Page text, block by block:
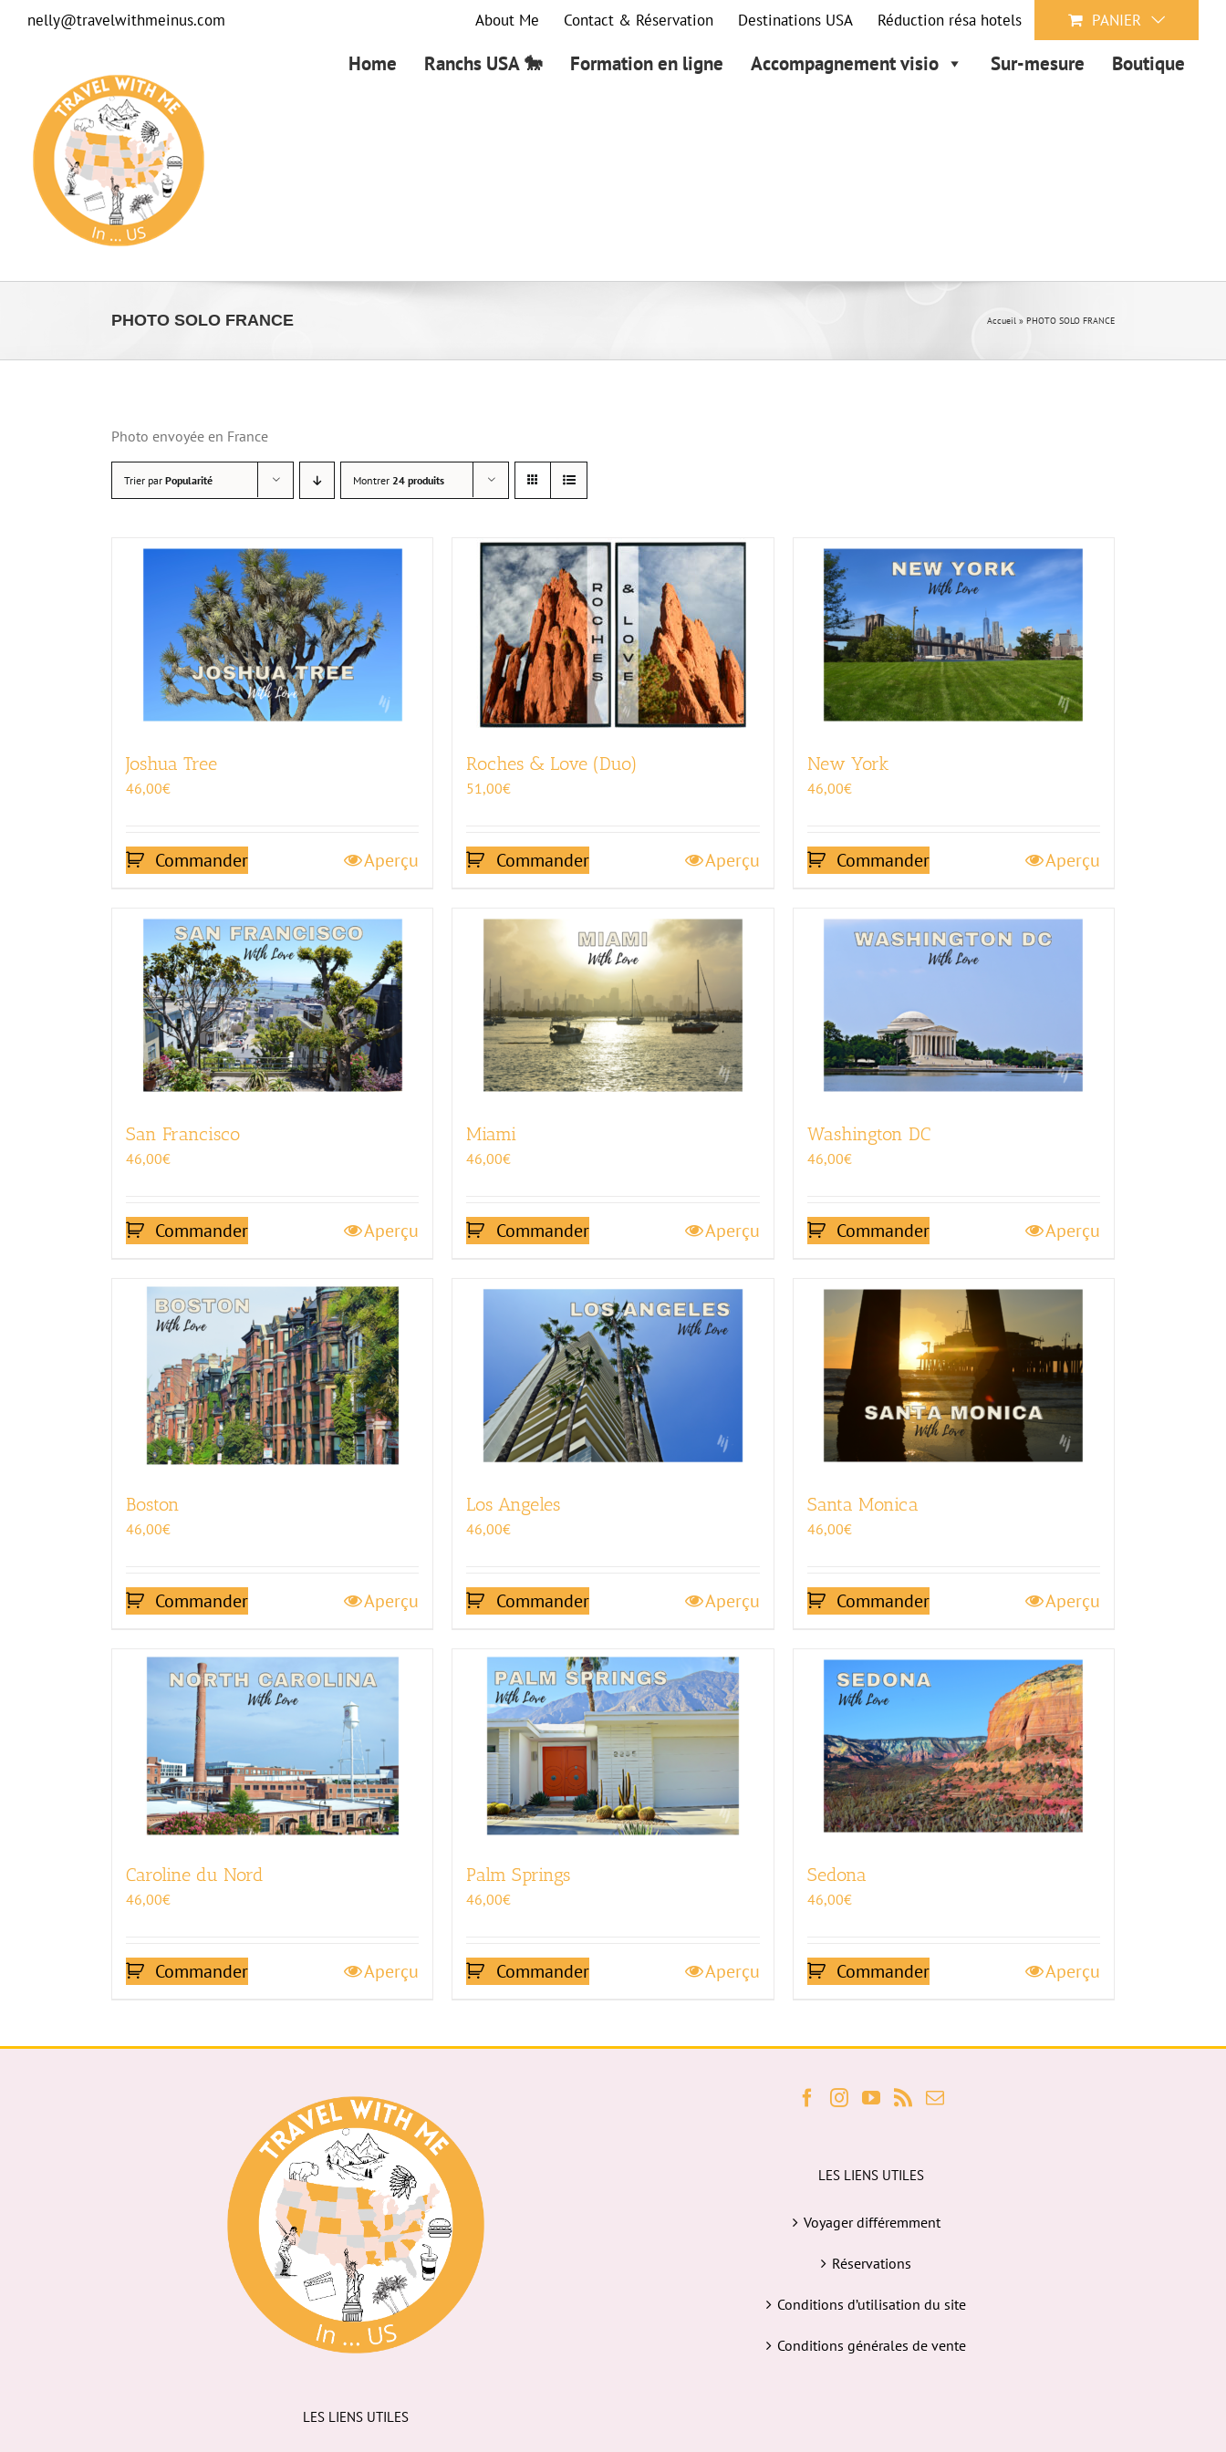
nelly@travelwithmeinus.com About Me Contact & Réservation Destinations USA Réduction résa hotels PANIER
Home Ranchs USA 🐎 Formation en ligne Accompagnement visio Sur-mesure Boutique
PHOTO SOLO FRANCE Accueil » PHOTO SOLO FRANCE
Photo envoyée en France
Trier par Popularité Montrer 24 produits
Joshua Tree
46,00€
Commander Aperçu
Roches & Love (Duo)
51,00€
Commander Aperçu
New York
46,00€
Commander Aperçu
San Francisco
46,00€
Commander Aperçu
Miami
46,00€
Commander Aperçu
Washington DC
46,00€
Commander Aperçu
Boston
46,00€
Commander Aperçu
Los Angeles
46,00€
Commander Aperçu
Santa Monica
46,00€
Commander Aperçu
Caroline du Nord
46,00€
Commander Aperçu
Palm Springs
46,00€
Commander Aperçu
Sedona
46,00€
Commander Aperçu
LES LIENS UTILES
LES LIENS UTILES
Voyager différemment
Réservations
Conditions d’utilisation du site
Conditions générales de vente